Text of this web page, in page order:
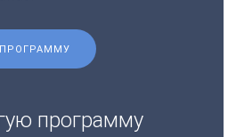
программу